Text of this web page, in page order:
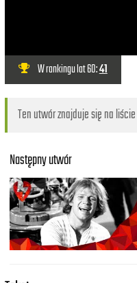
W rankingu lat 60:41
Ten utwór znajduje się na
Następny utwór